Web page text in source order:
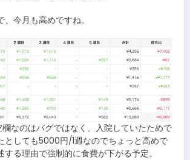
今月も高めですね。
なのはバグではなく、入院していたためで
としても5000円/1週なのでちょっと高めで
る理由で強制的に食費が下がる予定。